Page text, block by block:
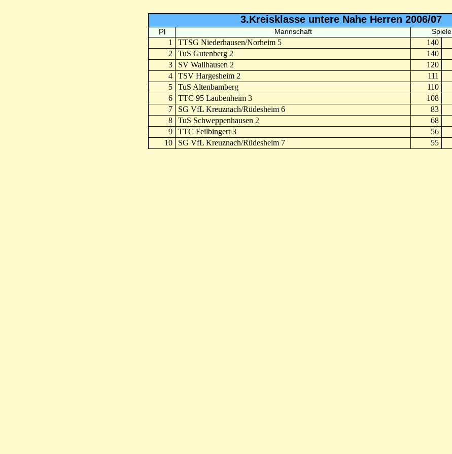
3.Kreisklasse untere Nahe Herren 2006/07
Pl Mannschaft Spiele
1 TTSG Niederhausen/Norheim 5 140
2
TuS Gutenberg 2 140
3
SV Wallhausen 2 120
4
TSV Hargesheim 2 111
5
TuS Altenbamberg 110
6
TTC 95 Laubenheim 3 108
7
SG VfL Kreuznach/Rüdesheim 6 83
8
TuS Schweppenhausen 2 68
9
TTC Feilbingert 3 56
10
SG VfL Kreuznach/Rüdesheim 7 55